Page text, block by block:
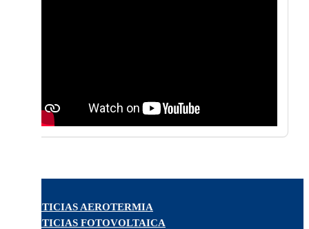
NOTICIAS AEROTERMIA
NOTICIAS FOTOVOLTAICA